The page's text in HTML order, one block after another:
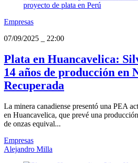
Empresas
07/09/2025
22:00
Plata en Huancavelica:
14 años de producción en
Recuperada
La minera canadiense presentó una PEA
en Huancavelica, que prevé una
de onzas equival...
Empresas
Alejandro Milla